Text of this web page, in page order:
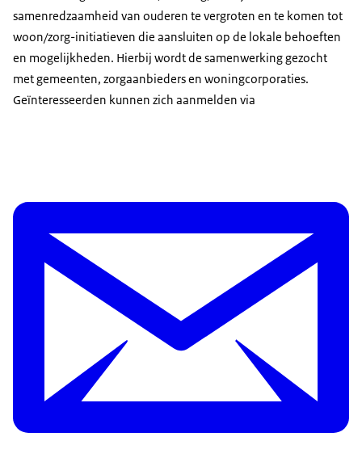
samenredzaamheid van ouderen te vergroten en te komen tot
woon/zorg-initiatieven die aansluiten op de lokale behoeften
en mogelijkheden. Hierbij wordt de samenwerking gezocht
met gemeenten, zorgaanbieders en woningcorporaties.
Geïnteresseerden kunnen zich aanmelden via